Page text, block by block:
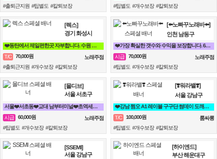
#출퇴근지원 #팁별도 #칼퇴보장
#팁별도 #개수보장 #칼퇴보장
[렉스]
경기 화성시
❤️동탄에서 제일편한곳 자부합니다. 수원 용인 병점 동탄 오산❤️
T/C
70,000원
노래주점
#출퇴근지원 #개수보장 #칼퇴보장
[⬅️노빠꾸노래바⬅️]
인천 남동구
❤️가장 확실한 갯수와 수익을 보장합니다. 60분 7만원 지급!❤️
시급
70,000원
노래주점
#팁별도 #개수보장 #칼퇴보장
[몰디브]
서울 서초구
서울❤️서초동❤️교대 남부터미널❤️초역세권❤️최고대우❤️노래방 알바구인
시급
60,000원
노래주점
#팁별도 #개수보장 #칼퇴보장
[❣️워라밸❣️]
서울 강남구
❤️강남 쩜오 A1 레이블 구구단 썸데이 도깨비❤️
T/C
100,000원
룸싸롱
#팁별도 #개수보장 #칼퇴보장
[SSEMI]
서울 강남구
[하이엔드]
부산 해운대구